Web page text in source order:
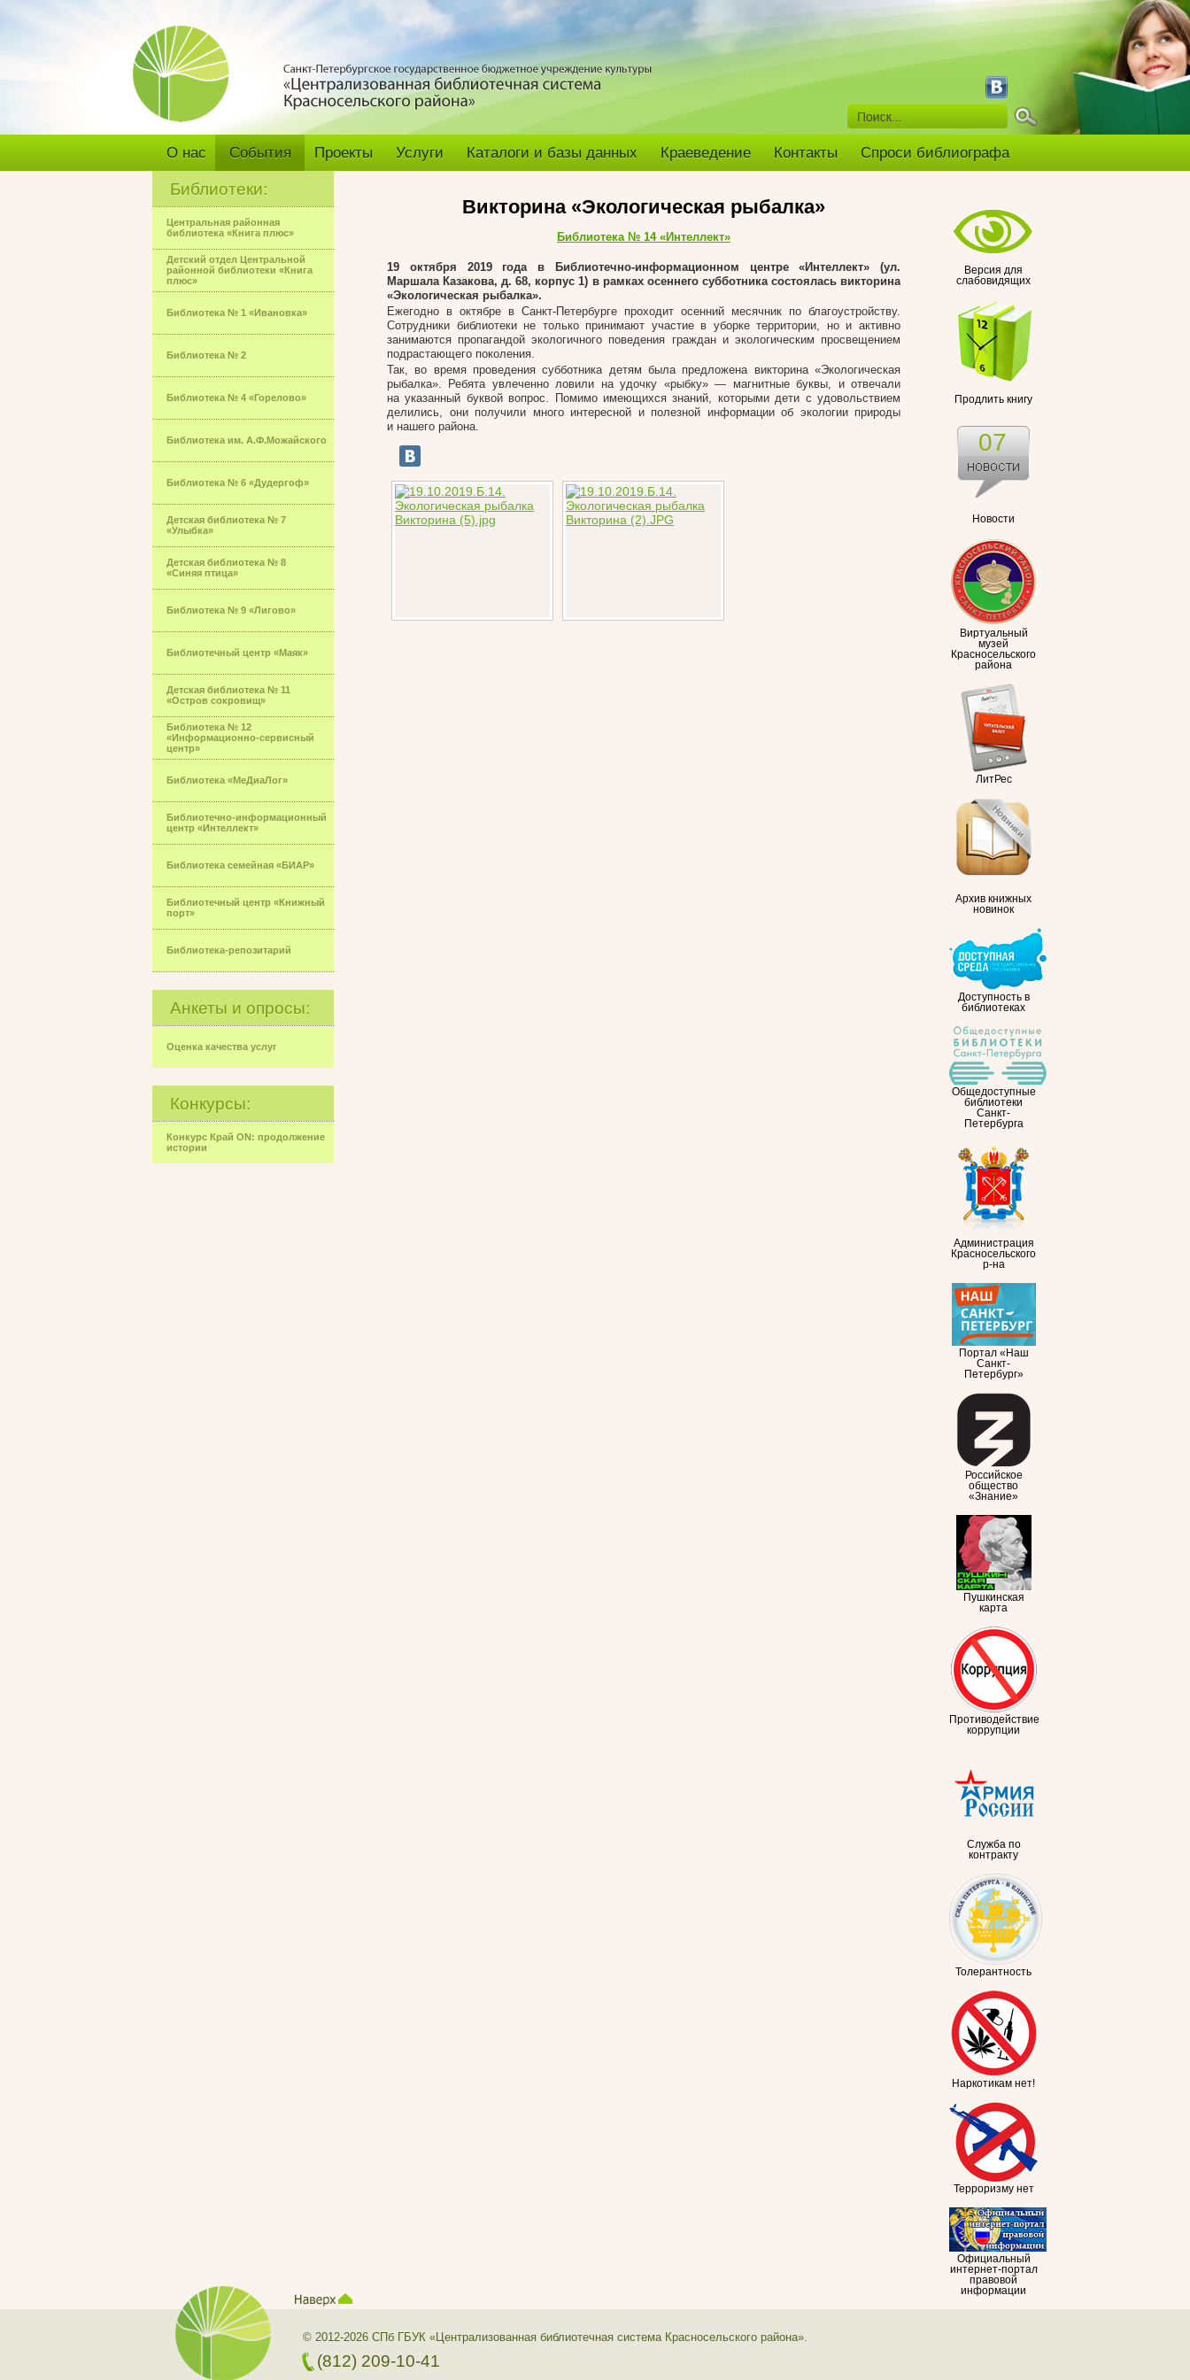
О нас События Проекты Услуги Каталоги и базы данных Краеведение Контакты Спроси библиографа
Библиотеки:
Центральная районная
библиотека «Книга плюс»
Детский отдел Центральной
районной библиотеки «Книга
плюс»
Библиотека № 1 «Ивановка»
Библиотека № 2
Библиотека № 4 «Горелово»
Библиотека им. А.Ф.Можайского
Библиотека № 6 «Дудергоф»
Детская библиотека № 7
«Улыбка»
Детская библиотека № 8
«Синяя птица»
Библиотека № 9 «Лигово»
Библиотечный центр «Маяк»
Детская библиотека № 11
«Остров сокровищ»
Библиотека № 12
«Информационно-сервисный
центр»
Библиотека «МеДиаЛог»
Библиотечно-информационный
центр «Интеллект»
Библиотека семейная «БИАР»
Библиотечный центр «Книжный
порт»
Библиотека-репозитарий
Анкеты и опросы:
Оценка качества услуг
Конкурсы:
Конкурс Край ON: продолжение
истории
Версия для
слабовидящих
Продлить книгу
Новости
07
Виртуальный
музей
Красносельского
района
ЛитРес
Архив книжных
новинок
Доступность в
библиотеках
Общедоступные
библиотеки
Санкт-
Петербурга
Администрация
Красносельского
р-на
Портал «Наш
Санкт-
Петербург»
Российское
общество
«Знание»
Пушкинская
карта
Противодействие
коррупции
Служба по
контракту
Толерантность
Наркотикам нет!
Терроризму нет
Официальный
интернет-портал
правовой
информации
Викторина «Экологическая рыбалка»
Библиотека № 14 «Интеллект»
19 октября 2019 года в Библиотечно-информационном центре «Интеллект» (ул.
Маршала Казакова, д. 68, корпус 1) в рамках осеннего субботника состоялась викторина
«Экологическая рыбалка».
Ежегодно в октябре в Санкт-Петербурге проходит осенний месячник по благоустройству.
Сотрудники библиотеки не только принимают участие в уборке территории, но и активно
занимаются пропагандой экологичного поведения граждан и экологическим просвещением
подрастающего поколения.
Так, во время проведения субботника детям была предложена викторина «Экологическая
рыбалка». Ребята увлеченно ловили на удочку «рыбку» — магнитные буквы, и отвечали
на указанный буквой вопрос. Помимо имеющихся знаний, которыми дети с удовольствием
делились, они получили много интересной и полезной информации об экологии природы
и нашего района.
© 2012-2026 СПб ГБУК «Централизованная библиотечная система Красносельского района».
(812) 209-10-41